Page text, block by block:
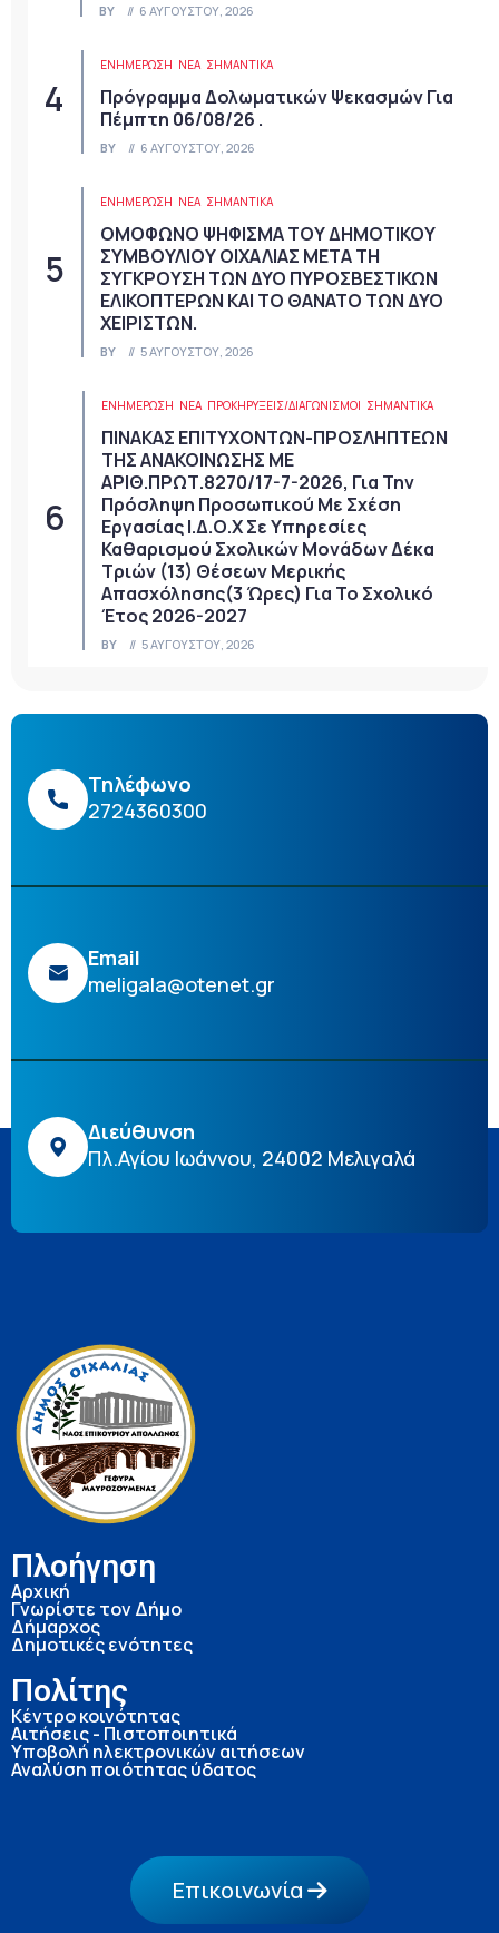
BY 6 ΑΥΓΟΎΣΤΟΥ, 2026
ΕΝΗΜΕΡΩΣΗ ΝΈΑ ΣΗΜΑΝΤΙΚΆ
Πρόγραμμα Δολωματικών Ψεκασμών Για
Πέμπτη 06/08/26 .
BY 6 ΑΥΓΟΎΣΤΟΥ, 2026
ΕΝΗΜΕΡΩΣΗ ΝΈΑ ΣΗΜΑΝΤΙΚΆ
ΟΜΟΦΩΝΟ ΨΗΦΙΣΜΑ ΤΟΥ ΔΗΜΟΤΙΚΟΥ
ΣΥΜΒΟΥΛΙΟΥ ΟΙΧΑΛΙΑΣ ΜΕΤΑ ΤΗ
ΣΥΓΚΡΟΥΣΗ ΤΩΝ ΔΥΟ ΠΥΡΟΣΒΕΣΤΙΚΩΝ
ΕΛΙΚΟΠΤΕΡΩΝ ΚΑΙ ΤΟ ΘΑΝΑΤΟ ΤΩΝ ΔΥΟ
ΧΕΙΡΙΣΤΩΝ.
BY 5 ΑΥΓΟΎΣΤΟΥ, 2026
ΕΝΗΜΕΡΩΣΗ ΝΈΑ ΠΡΟΚΗΡΎΞΕΙΣ/ΔΙΑΓΩΝΙΣΜΟΊ ΣΗΜΑΝΤΙΚΆ
ΠΙΝΑΚΑΣ ΕΠΙΤΥΧΟΝΤΩΝ-ΠΡΟΣΛΗΠΤΕΩΝ
ΤΗΣ ΑΝΑΚΟΙΝΩΣΗΣ ΜΕ
ΑΡΙΘ.ΠΡΩΤ.8270/17-7-2026, Για Την
Πρόσληψη Προσωπικού Με Σχέση
Εργασίας Ι.Δ.Ο.Χ Σε Υπηρεσίες
Καθαρισμού Σχολικών Μονάδων Δέκα
Τριών (13) Θέσεων Μερικής
Απασχόλησης(3 Ώρες) Για Το Σχολικό
Έτος 2026-2027
BY 5 ΑΥΓΟΎΣΤΟΥ, 2026
Τηλέφωνο
2724360300
Email
meligala@otenet.gr
Διεύθυνση
Πλ.Αγίου Ιωάννου, 24002 Μελιγαλά
Πλοήγηση
Αρχική
Γνωρίστε τον Δήμο
Δήμαρχος
Δημοτικές ενότητες
Πολίτης
Κέντρο κοινότητας
Αιτήσεις - Πιστοποιητικά
Υποβολή ηλεκτρονικών αιτήσεων
Αναλύση ποιότητας ύδατος
Επικοινωνία